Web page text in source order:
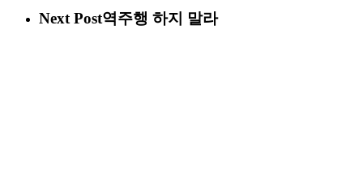
Next Post역주행 하지 말라